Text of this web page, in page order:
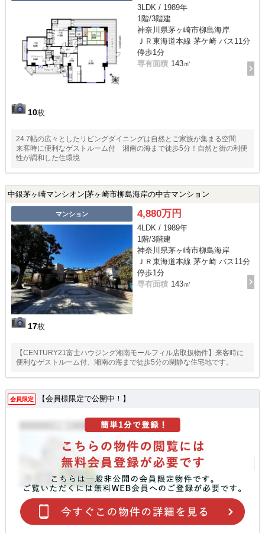
10枚
3LDK / 1989年
1階/3階建
神奈川県茅ヶ崎市柳島海岸
ＪＲ東海道本線 茅ケ崎 バス11分
停歩1分
専有面積 143㎡
24.7帖の広々としたリビングダイニングは自然とご家族が集まる空間
来客時に便利なゲストルーム付 湘南の海まで徒歩5分！自然と街の利便
性が調和した住環境
中銀茅ヶ崎マンシオン|茅ヶ崎市柳島海岸の中古マンション
マンション
17枚
4,880万円
4LDK / 1989年
1階/3階建
神奈川県茅ヶ崎市柳島海岸
ＪＲ東海道本線 茅ケ崎 バス11分
停歩1分
専有面積 143㎡
【CENTURY21富士ハウジング湘南モールフィル店取扱物件】来客時に
便利なゲストルーム付、湘南の海まで徒歩5分の閑静な住宅地です。
会員限定 【会員様限定で公開中！】